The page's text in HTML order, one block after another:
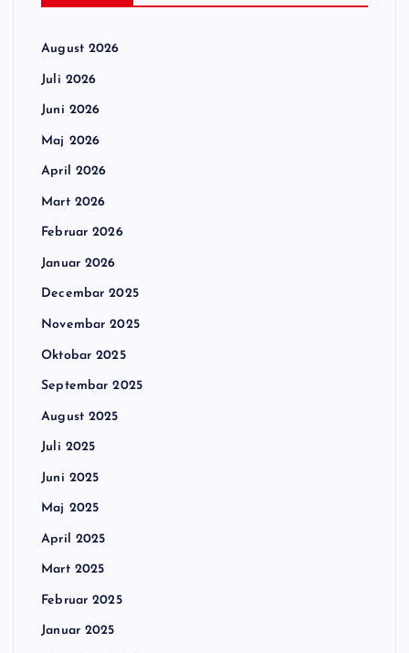
August 2026
Juli 2026
Juni 2026
Maj 2026
April 2026
Mart 2026
Februar 2026
Januar 2026
Decembar 2025
Novembar 2025
Oktobar 2025
Septembar 2025
August 2025
Juli 2025
Juni 2025
Maj 2025
April 2025
Mart 2025
Februar 2025
Januar 2025